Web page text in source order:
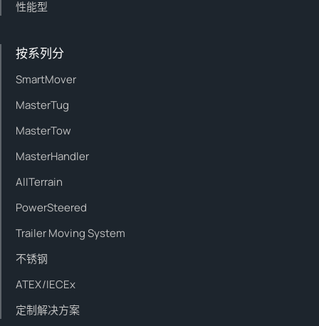
性能型
按系列分
SmartMover
MasterTug
MasterTow
MasterHandler
AllTerrain
PowerSteered
Trailer Moving System
不锈钢
ATEX/IECEx
定制解决方案